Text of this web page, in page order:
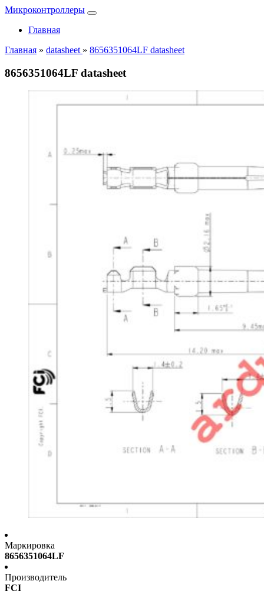
Микроконтроллеры
Главная
Главная » datasheet » 8656351064LF datasheet
8656351064LF datasheet
Маркировка
8656351064LF
Производитель
FCI